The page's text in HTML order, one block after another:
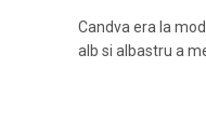
Candva era la
alb si albastru a